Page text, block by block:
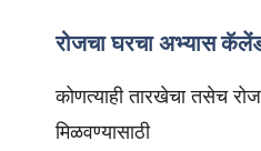
रोजचा घरचा अभ्यास
कोणत्याही तारखेचा तसेच
मिळवण्यासाठी